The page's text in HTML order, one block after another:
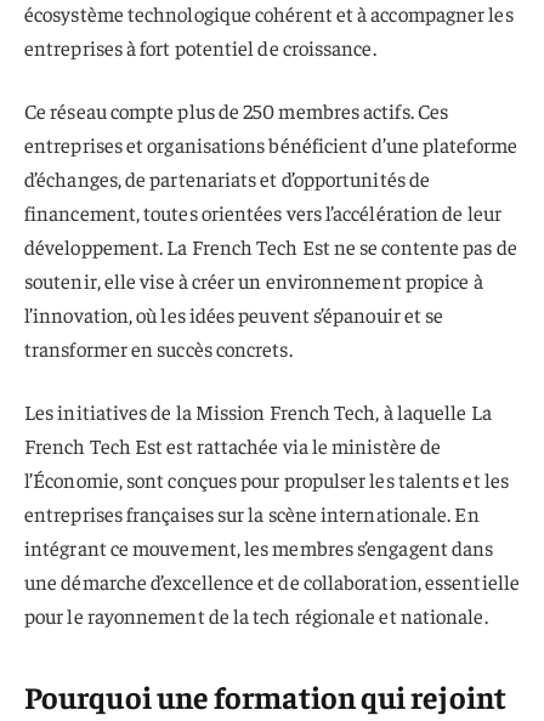
écosystème technologique cohérent et à accompagner les
entreprises à fort potentiel de croissance.
Ce réseau compte plus de 250 membres actifs. Ces
entreprises et organisations bénéficient d’une plateforme
d’échanges, de partenariats et d’opportunités de
financement, toutes orientées vers l’accélération de leur
développement. La French Tech Est ne se contente pas de
soutenir, elle vise à créer un environnement propice à
l’innovation, où les idées peuvent s’épanouir et se
transformer en succès concrets.
Les initiatives de la Mission French Tech, à laquelle La
French Tech Est est rattachée via le ministère de
l’Économie, sont conçues pour propulser les talents et les
entreprises françaises sur la scène internationale. En
intégrant ce mouvement, les membres s’engagent dans
une démarche d’excellence et de collaboration, essentielle
pour le rayonnement de la tech régionale et nationale.
Pourquoi une formation qui rejoint